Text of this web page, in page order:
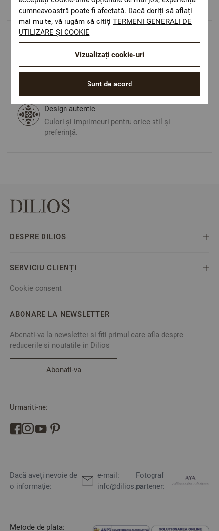
sau tonalitatea.
Livrare rapida
Costul de livrare este 19.60 lei pe teritoriul
ОЕКО-ТЕX STANDARD 100
Materiale textile care sunt sigure pentru
sănătatea dumneavoastră.
Design autentic
Culori și imprimeuri pentru orice stil și
preferință.
DESPRE DILIOS
SERVICIU CLIENȚI
Cookie consent
ABONARE LA NEWSLETTER
Abonati-va la newsletter si fiti primul care afla despre
reducerile si noutatile in Dilios
Abonati-va
Urmariti-ne:
Dacă aveți nevoie de
o informație:
e-mail:
info@dilios.ro
Fotograf
partener:
Metode de plata:
dumneavoastră poate fi afectată. Dacă doriți să aflați
mai multe, vă rugăm să citițiTERMENI GENERALI DE
UTILIZARE ȘI COOKIE
Sunt de acord
Vizualizați cookie-uri